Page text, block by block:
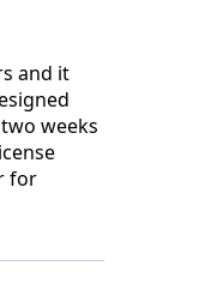
and it
weeks
for